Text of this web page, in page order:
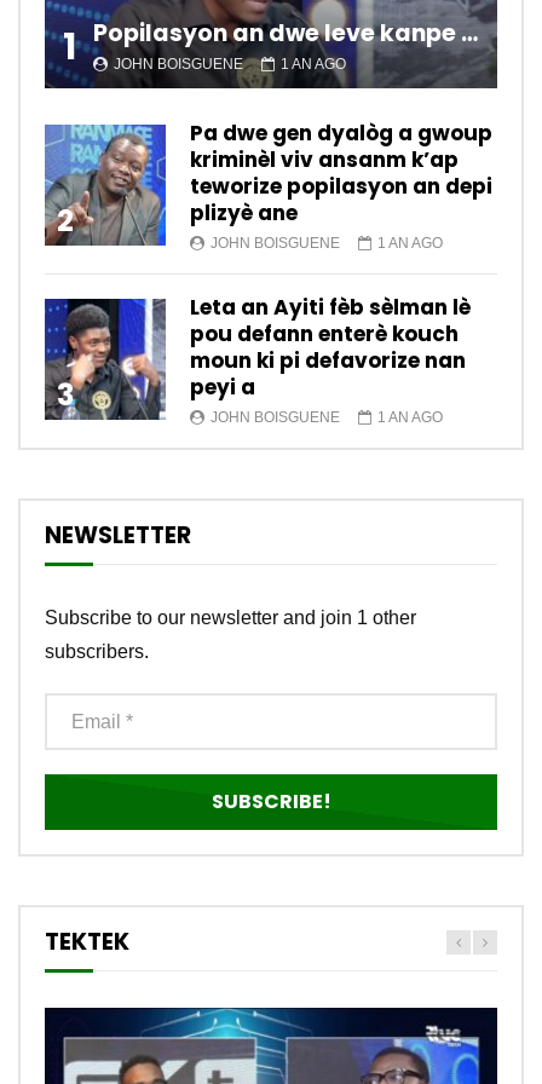
1 Popilasyon an dwe leve kanpe pou chanje sitiyasyon kawotik l’ap viv nan peyi a.
JOHN BOISGUENE 1 AN AGO
2
Pa dwe gen dyalòg a gwoup
kriminèl viv ansanm k’ap
teworize popilasyon an depi
plizyè ane
JOHN BOISGUENE 1 AN AGO
3
Leta an Ayiti fèb sèlman lè
pou defann enterè kouch
moun ki pi defavorize nan
peyi a
JOHN BOISGUENE 1 AN AGO
NEWSLETTER
Subscribe to our newsletter and join 1 other
subscribers.
TEKTEK